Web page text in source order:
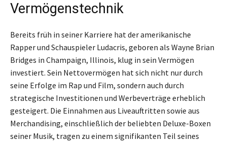
Vermögenstechnik
Bereits früh in seiner Karriere hat der amerikanische
Rapper und Schauspieler Ludacris, geboren als Wayne Brian
Bridges in Champaign, Illinois, klug in sein Vermögen
investiert. Sein Nettovermögen hat sich nicht nur durch
seine Erfolge im Rap und Film, sondern auch durch
strategische Investitionen und Werbeverträge erheblich
gesteigert. Die Einnahmen aus Liveauftritten sowie aus
Merchandising, einschließlich der beliebten Deluxe-Boxen
seiner Musik, tragen zu einem signifikanten Teil seines